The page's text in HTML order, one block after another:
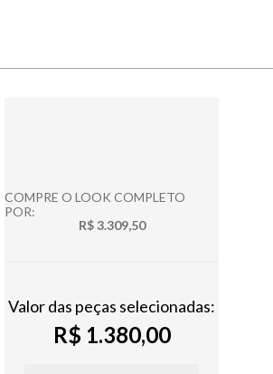
COMPRE O LOOK COMPLETO
POR:
R$ 3.309,50
Valor das peças selecionadas:
R$ 1.380,00